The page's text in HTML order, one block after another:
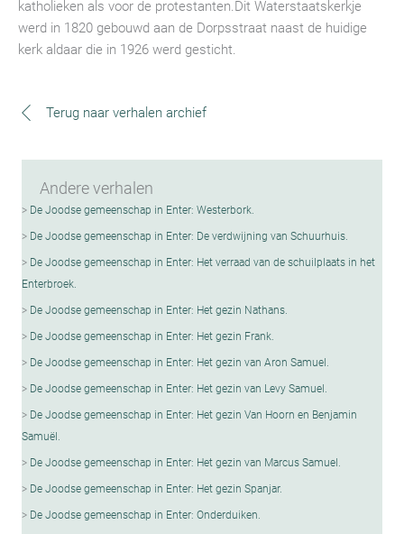
katholieken als voor de protestanten.Dit Waterstaatskerkje
werd in 1820 gebouwd aan de Dorpsstraat naast de huidige
kerk aldaar die in 1926 werd gesticht.
Terug naar verhalen archief
Andere verhalen
De Joodse gemeenschap in Enter: Westerbork.
De Joodse gemeenschap in Enter: De verdwijning van Schuurhuis.
De Joodse gemeenschap in Enter: Het verraad van de schuilplaats in het
Enterbroek.
De Joodse gemeenschap in Enter: Het gezin Nathans.
De Joodse gemeenschap in Enter: Het gezin Frank.
De Joodse gemeenschap in Enter: Het gezin van Aron Samuel.
De Joodse gemeenschap in Enter: Het gezin van Levy Samuel.
De Joodse gemeenschap in Enter: Het gezin Van Hoorn en Benjamin
SamuëI.
De Joodse gemeenschap in Enter: Het gezin van Marcus Samuel.
De Joodse gemeenschap in Enter: Het gezin Spanjar.
De Joodse gemeenschap in Enter: Onderduiken.